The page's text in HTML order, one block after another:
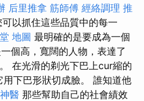
后里推拿 筋師傅 經絡調理 推
以抓住這些品質中的每一
地圖 最明確的是要成為一個
個高，寬闊的人物，表達了
在光滑的剃光下巴上cur縮的
下巴形狀切成臉。 誰知道他
醫 那些幫助自己的社會績效